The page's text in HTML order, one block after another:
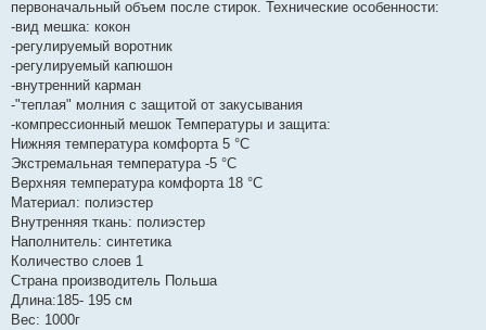
первоначальный объем после стирок. Технические особенности:
-вид мешка: кокон
-регулируемый воротник
-регулируемый капюшон
-внутренний карман
-"теплая" молния с защитой от закусывания
-компрессионный мешок Температуры и защита:
Нижняя температура комфорта 5 °C
Экстремальная температура -5 °C
Верхняя температура комфорта 18 °C
Материал: полиэстер
Внутренняя ткань: полиэстер
Наполнитель: синтетика
Количество слоев 1
Страна производитель Польша
Длина:185- 195 см
Вес: 1000г